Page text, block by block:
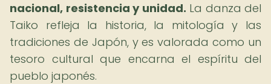
nacional, resistencia y unidad. La danza del
Taiko refleja la historia, la mitología y las
tradiciones de Japón, y es valorada como un
tesoro cultural que encarna el espíritu del
pueblo japonés.